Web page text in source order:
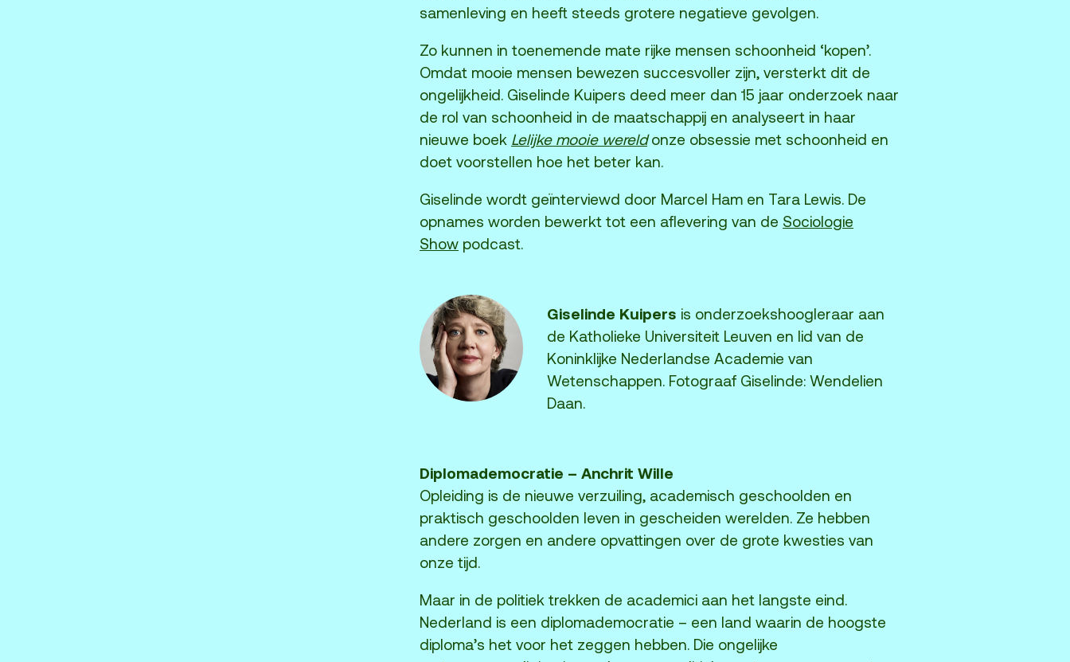
samenleving en heeft steeds grotere negatieve gevolgen.
Zo kunnen in toenemende mate rijke mensen schoonheid ‘kopen’.
Omdat mooie mensen bewezen succesvoller zijn, versterkt dit de
ongelijkheid. Giselinde Kuipers deed meer dan 15 jaar onderzoek naar
de rol van schoonheid in de maatschappij en analyseert in haar
nieuwe boek Lelijke mooie wereldonze obsessie met schoonheid en
doet voorstellen hoe het beter kan.
Giselinde wordt geïnterviewd door Marcel Ham en Tara Lewis. De
opnames worden bewerkt tot een aflevering van de Sociologie
Show podcast.
Giselinde Kuipers is onderzoekshoogleraar aan
de Katholieke Universiteit Leuven en lid van de
Koninklijke Nederlandse Academie van
Wetenschappen. Fotograaf Giselinde: Wendelien
Daan.
Diplomademocratie – Anchrit Wille
Opleiding is de nieuwe verzuiling, academisch geschoolden en
praktisch geschoolden leven in gescheiden werelden. Ze hebben
andere zorgen en andere opvattingen over de grote kwesties van
onze tijd.
Maar in de politiek trekken de academici aan het langste eind.
Nederland is een diplomademocratie – een land waarin de hoogste
diploma’s het voor het zeggen hebben. Die ongelijke